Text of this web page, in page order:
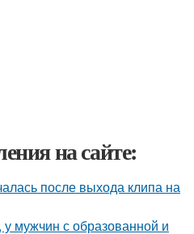
на сайте:
после выхода клипа на
мужчин с образованной и